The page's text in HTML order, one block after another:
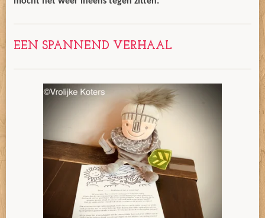
EEN SPANNEND VERHAAL